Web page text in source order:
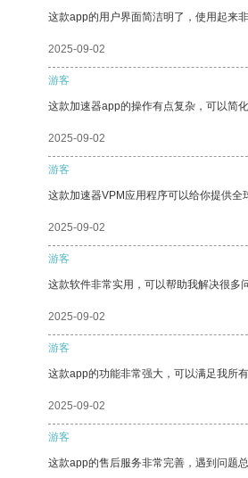
这款app的用户界面简洁明了，使用起来
2025-09-02
游客
这款加速器app的操作有点复杂，可以简
2025-09-02
游客
这款加速器VPM应用程序可以给你提供全
2025-09-02
游客
这款软件非常实用，可以帮助我解决很多
2025-09-02
游客
这款app的功能非常强大，可以满足我所
2025-09-02
游客
这款app的售后服务非常完善，遇到问题